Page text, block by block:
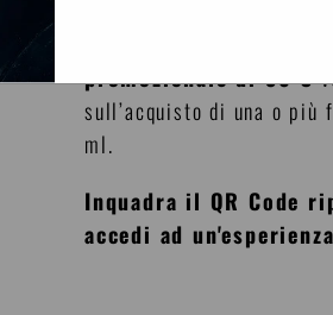
Con l’acquisto del
promozionale di 30 €
sull’acquisto di una o più
ml.
Inquadra il QR Code
accedi ad